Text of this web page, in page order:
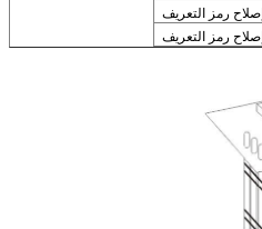
إصلاح رمز التعريف
إصلاح رمز التعريف